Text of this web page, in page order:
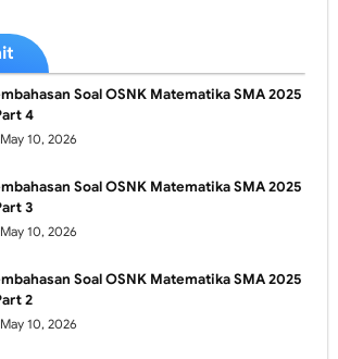
Soal OSNK Matematika SMA 2025
4
May 10, 2026
Soal OSNK Matematika SMA 2025
3
May 10, 2026
Soal OSNK Matematika SMA 2025
2
May 10, 2026